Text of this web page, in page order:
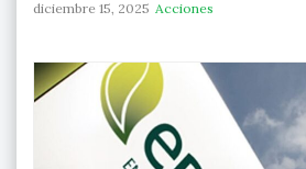
diciembre 15, 2025 Acciones